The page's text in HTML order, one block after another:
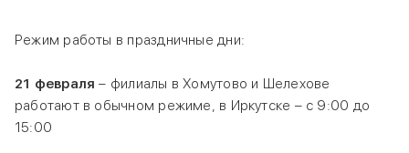
Режим работы в праздничные дни:
21 февраля – филиалы в Хомутово и Шелехове
работают в обычном режиме, в Иркутске – с 9:00 до
15:00